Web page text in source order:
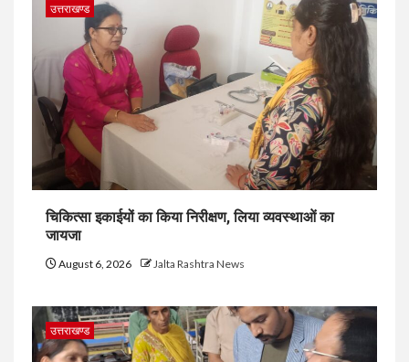
उत्तराखण्ड
चिकित्सा इकाईयों का किया निरीक्षण, लिया व्यवस्थाओं का
जायजा
August 6, 2026 Jalta Rashtra News
उत्तराखण्ड